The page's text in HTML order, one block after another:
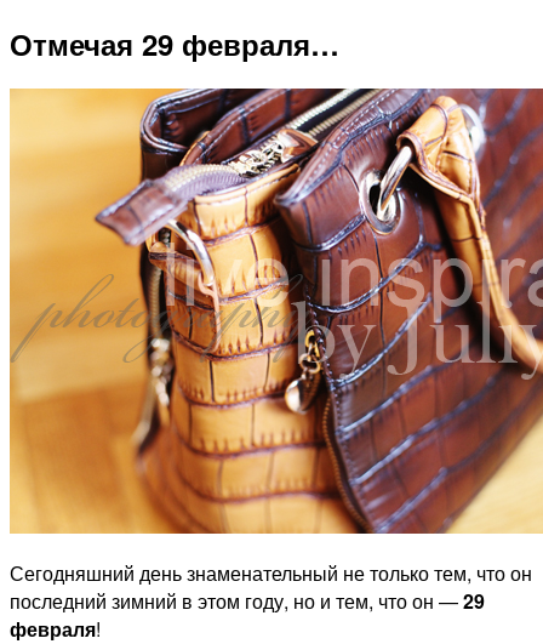
Отмечая 29 февраля…
Сегодняшний день знаменательный не только тем, что он
последний зимний в этом году, но и тем, что он —29
февраля!